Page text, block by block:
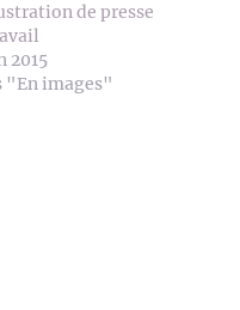
de presse
2015
"En images"